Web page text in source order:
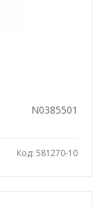
N0385501
Код: 581270-10